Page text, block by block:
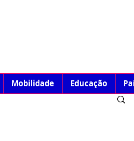
Mobilidade Educação